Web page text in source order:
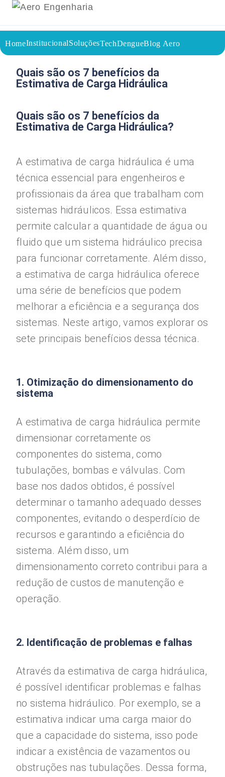
HomeInstitucionalSoluçõesTechDengueBlog Aero
02/09/2023
Voltar a página inicial do blog
Quais são os 7 benefícios da
Estimativa de Carga Hidráulica
Quais são os 7 benefícios da
Estimativa de Carga Hidráulica?
A estimativa de carga hidráulica é uma
técnica essencial para engenheiros e
profissionais da área que trabalham com
sistemas hidráulicos. Essa estimativa
permite calcular a quantidade de água ou
fluido que um sistema hidráulico precisa
para funcionar corretamente. Além disso,
a estimativa de carga hidráulica oferece
uma série de benefícios que podem
melhorar a eficiência e a segurança dos
sistemas. Neste artigo, vamos explorar os
sete principais benefícios dessa técnica.
1. Otimização do dimensionamento do
sistema
A estimativa de carga hidráulica permite
dimensionar corretamente os
componentes do sistema, como
tubulações, bombas e válvulas. Com
base nos dados obtidos, é possível
determinar o tamanho adequado desses
componentes, evitando o desperdício de
recursos e garantindo a eficiência do
sistema. Além disso, um
dimensionamento correto contribui para a
redução de custos de manutenção e
operação.
2. Identificação de problemas e falhas
Através da estimativa de carga hidráulica,
é possível identificar problemas e falhas
no sistema hidráulico. Por exemplo, se a
estimativa indicar uma carga maior do
que a capacidade do sistema, isso pode
indicar a existência de vazamentos ou
obstruções nas tubulações. Dessa forma,